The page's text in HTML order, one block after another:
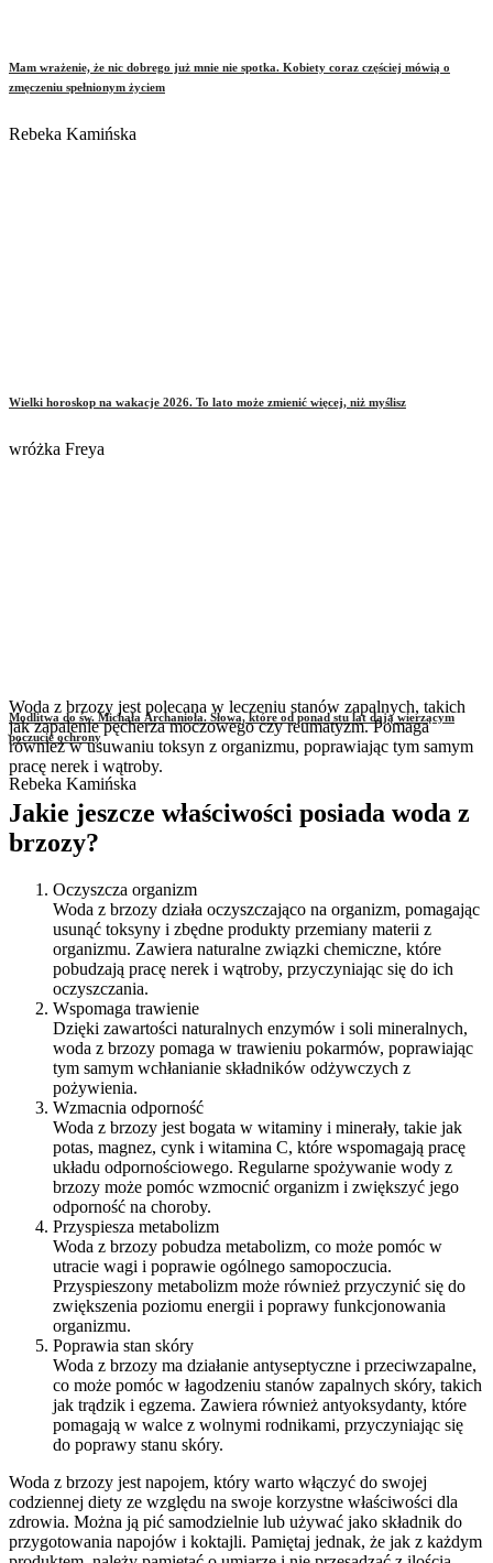
Mam wrażenie, że nic dobrego już mnie nie spotka. Kobiety coraz częściej mówią o
zmęczeniu spełnionym życiem
Rebeka Kamińska
Wielki horoskop na wakacje 2026. To lato może zmienić więcej, niż myślisz
wróżka Freya
Modlitwa do św. Michała Archanioła. Słowa, które od ponad stu lat dają wierzącym
poczucie ochrony
Rebeka Kamińska
Woda z brzozy jest polecana w leczeniu stanów zapalnych, takich
jak zapalenie pęcherza moczowego czy reumatyzm. Pomaga
również w usuwaniu toksyn z organizmu, poprawiając tym samym
pracę nerek i wątroby.
Jakie jeszcze właściwości posiada woda z
brzozy?
Oczyszcza organizm
Woda z brzozy działa oczyszczająco na organizm, pomagając
usunąć toksyny i zbędne produkty przemiany materii z
organizmu. Zawiera naturalne związki chemiczne, które
pobudzają pracę nerek i wątroby, przyczyniając się do ich
oczyszczania.
Wspomaga trawienie
Dzięki zawartości naturalnych enzymów i soli mineralnych,
woda z brzozy pomaga w trawieniu pokarmów, poprawiając
tym samym wchłanianie składników odżywczych z
pożywienia.
Wzmacnia odporność
Woda z brzozy jest bogata w witaminy i minerały, takie jak
potas, magnez, cynk i witamina C, które wspomagają pracę
układu odpornościowego. Regularne spożywanie wody z
brzozy może pomóc wzmocnić organizm i zwiększyć jego
odporność na choroby.
Przyspiesza metabolizm
Woda z brzozy pobudza metabolizm, co może pomóc w
utracie wagi i poprawie ogólnego samopoczucia.
Przyspieszony metabolizm może również przyczynić się do
zwiększenia poziomu energii i poprawy funkcjonowania
organizmu.
Poprawia stan skóry
Woda z brzozy ma działanie antyseptyczne i przeciwzapalne,
co może pomóc w łagodzeniu stanów zapalnych skóry, takich
jak trądzik i egzema. Zawiera również antyoksydanty, które
pomagają w walce z wolnymi rodnikami, przyczyniając się
do poprawy stanu skóry.
Woda z brzozy jest napojem, który warto włączyć do swojej
codziennej diety ze względu na swoje korzystne właściwości dla
zdrowia. Można ją pić samodzielnie lub używać jako składnik do
przygotowania napojów i koktajli. Pamiętaj jednak, że jak z każdym